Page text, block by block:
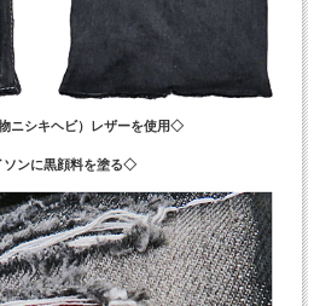
ニシキヘビ）レザーを使用◇
ンに黒顔料を塗る◇